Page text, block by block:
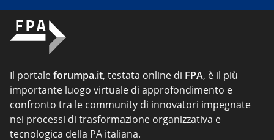
Il portaleforumpa.it, testata online di FPA, è il più
importante luogo virtuale di approfondimento e
confronto tra le community di innovatori impegnate
nei processi di trasformazione organizzativa e
tecnologica della PA italiana.